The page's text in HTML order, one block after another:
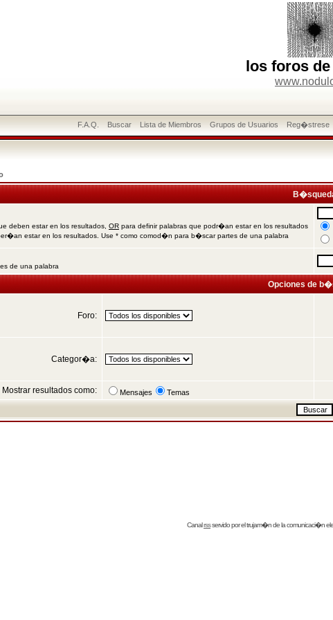
los foros
F.A.Q. Buscar Lista de Miembros Grupos de Usuarios Reg�strese
deben estar en los resultados, OR para definir palabras que podr�an estar en los resultados
estar en los resultados. Use * como comod�n para b�scar partes de una palabra
de una palabra
Opciones de
Foro:
Categor�a:
Mostrar resultados como: Mensajes Temas
Canalrssservido por eltrujam�nde la comunicaci�n